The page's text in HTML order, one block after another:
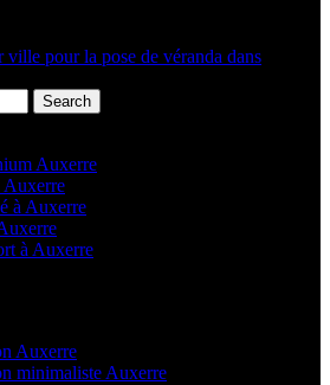
pour la pose de véranda dans
Search
Auxerre
Auxerre
à Auxerre
à Auxerre
Auxerre
minimaliste Auxerre